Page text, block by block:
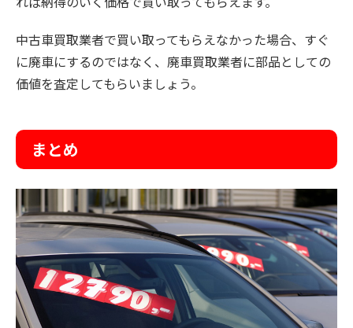
中古車買取業者で買い取ってもらえなかった場合、すぐ
に廃車にするのではなく、廃車買取業者に部品としての
価値を査定してもらいましょう。
まとめ